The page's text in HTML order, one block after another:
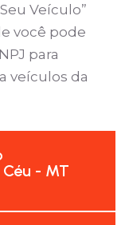
Veículo”
você pode
para
veículos da
- MT